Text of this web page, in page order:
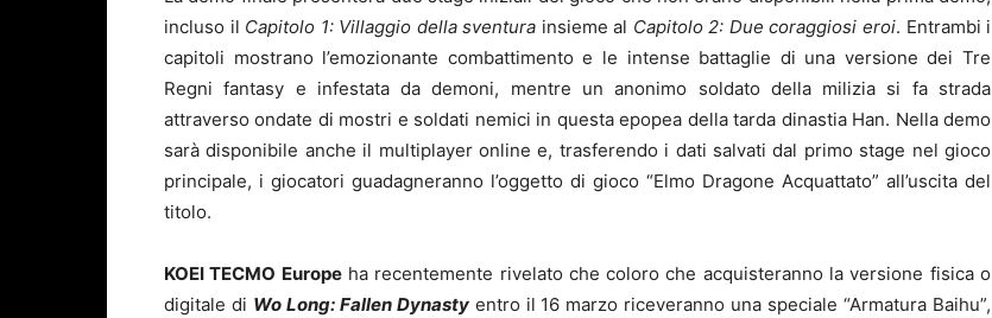
incluso il Capitolo 1: Villaggio della sventura insieme al Capitolo 2: Due coraggiosi eroi. Entrambi i
capitoli mostrano l’emozionante combattimento e le intense battaglie di una versione dei Tre
Regni fantasy e infestata da demoni, mentre un anonimo soldato della milizia si fa strada
attraverso ondate di mostri e soldati nemici in questa epopea della tarda dinastia Han. Nella demo
sarà disponibile anche il multiplayer online e, trasferendo i dati salvati dal primo stage nel gioco
principale, i giocatori guadagneranno l’oggetto di gioco “Elmo Dragone Acquattato” all’uscita del
titolo.
KOEI TECMO Europeha recentemente rivelato che coloro che acquisteranno la versione fisica o
digitale di Wo Long: Fallen Dynastyentro il 16 marzo riceveranno una speciale “Armatura Baihu”,